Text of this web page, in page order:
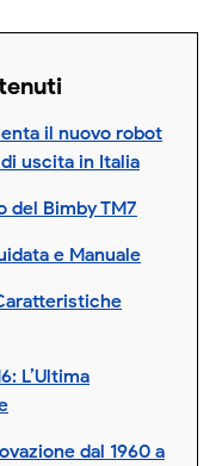
il nuovo robot
uscita in Italia
del Bimby TM7
e Manuale
L’Ultima
dal 1960 a